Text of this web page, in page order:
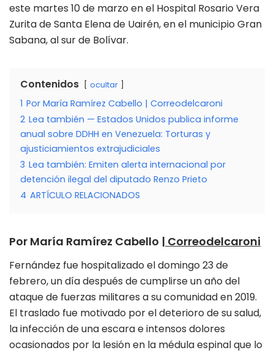
este martes 10 de marzo en el Hospital Rosario Vera
Zurita de Santa Elena de Uairén, en el municipio Gran
Sabana, al sur de Bolívar.
Contenidos ocultar
1 Por María Ramírez Cabello | Correodelcaroni
2 Lea también — Estados Unidos publica informe
anual sobre DDHH en Venezuela: Torturas y
ajusticiamientos extrajudiciales
3 Lea también: Emiten alerta internacional por
detención ilegal del diputado Renzo Prieto
4 ARTÍCULO RELACIONADOS
Por María Ramírez Cabello | Correodelcaroni
Fernández fue hospitalizado el domingo 23 de
febrero, un día después de cumplirse un año del
ataque de fuerzas militares a su comunidad en 2019.
El traslado fue motivado por el deterioro de su salud,
la infección de una escara e intensos dolores
ocasionados por la lesión en la médula espinal que lo